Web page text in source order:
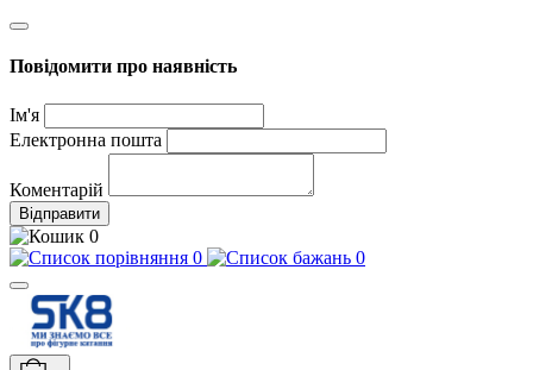
Повідомити про наявність
Ім'я
Електронна пошта
Коментарій
Відправити
0
0
0